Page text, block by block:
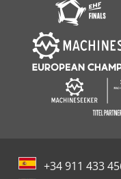
+34 911 433